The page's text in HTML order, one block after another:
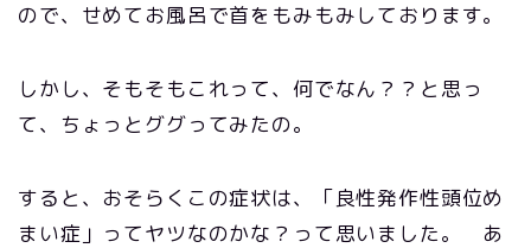
ので、せめてお風呂で首をもみもみしております。
しかし、そもそもこれって、何でなん？？と思っ
て、ちょっとググってみたの。
すると、おそらくこの症状は、「良性発作性頭位め
まい症」ってヤツなのかな？って思いました。 あ